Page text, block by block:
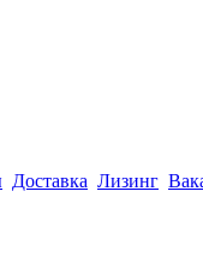
Доставка Лизинг